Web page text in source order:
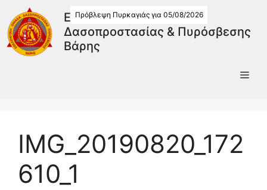
Εθελοντική Ομάδα
Δασοπροστασίας & Πυρόσβεσης
Βάρης
Πρόβλεψη Πυρκαγιάς για 05/08/2026
IMG_20190820_172
610_1